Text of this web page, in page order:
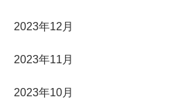
2023年12月
2023年11月
2023年10月